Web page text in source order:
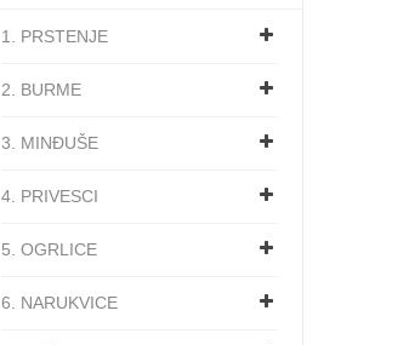
1. PRSTENJE
2. BURME
3. MINĐUŠE
4. PRIVESCI
5. OGRLICE
6. NARUKVICE